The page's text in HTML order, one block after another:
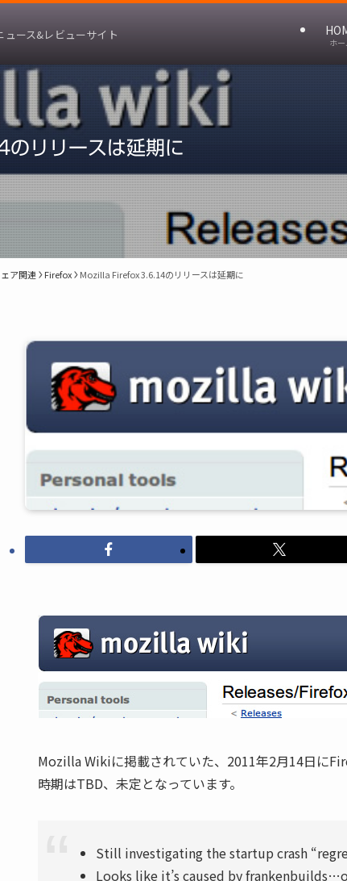
ュース&レビューサイト
ホー
リリースは延期に
ア関連 Firefox Mozilla Firefox 3.6.14のリリースは延期に
Mozilla Wikiに掲載されていた、2011年2月14日に
時期はTBD、未定となっています。
Still investigating the startup crash
Looks like it’s caused by